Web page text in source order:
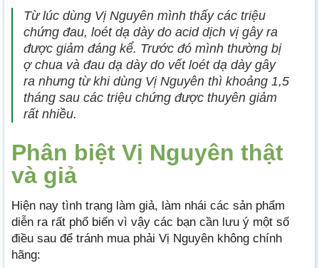
Từ lúc dùng Vị Nguyên mình thấy các triệu
chứng đau, loét dạ dày do acid dịch vị gây ra
được giảm đáng kể. Trước đó mình thường bị
ợ chua và đau dạ dày do vết loét dạ dày gây
ra nhưng từ khi dùng Vị Nguyên thì khoảng 1,5
tháng sau các triệu chứng được thuyên giảm
rất nhiều.
Phân biệt Vị Nguyên thật
và giả
Hiện nay tình trạng làm giả, làm nhái các sản phẩm
diễn ra rất phổ biến vì vậy các bạn cần lưu ý một số
điều sau để tránh mua phải Vị Nguyên không chính
hãng: